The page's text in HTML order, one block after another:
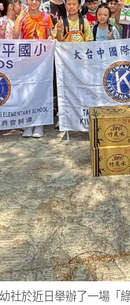
社於近日舉辦了一場「